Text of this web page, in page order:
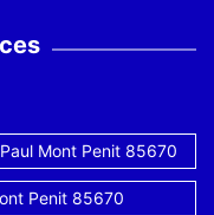
Mont Penit 85670
Penit 85670